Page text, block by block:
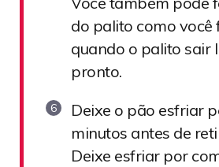
do palito como você
quando o palito sair
pronto.
Deixe o pão esfriar
minutos antes de
Deixe esfriar por